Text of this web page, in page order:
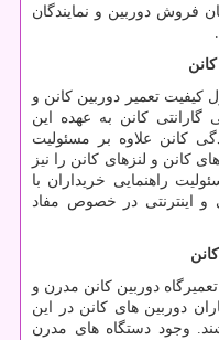
فروش دوربین و نمایندگان
کیفیت تعمیر دوربین کانن و
گارانتی کانن به عهده این
کانن علاوه بر مسئولیت
کانن و لنزهای کانن را نیز
راهنمایی خریداران با
و اینترنتی در خصوص مفاد
دوربین کانن مدرن و
دوربین های کانن در این
. وجود دستگاه های مدرن